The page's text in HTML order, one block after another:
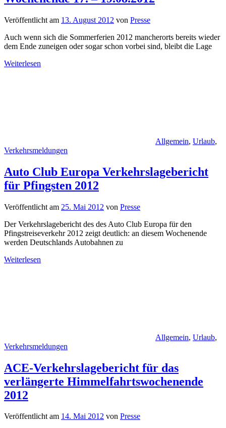
Veröffentlicht am 13. August 2012 von Presse
Auch wenn sich die Sommerferien 2012 mancherorts bereits wieder
dem Ende zuneigen oder sogar schon vorbei sind, bleibt die Lage
Weiterlesen
Allgemein, Urlaub,
Verkehrsmeldungen
Auto Club Europa Verkehrslagebericht
für Pfingsten 2012
Veröffentlicht am 25. Mai 2012 von Presse
Der Verkehrslagebericht des des Auto Club Europa für den
Pfingstreiseverkehr 2012 zeigt deutlich: an diesem Wochenende
werden Deutschlands Autobahnen zu
Weiterlesen
Allgemein, Urlaub,
Verkehrsmeldungen
ACE-Verkehrslagebericht für das
verlängerte Himmelfahrtswochenende
2012
Veröffentlicht am 14. Mai 2012 von Presse